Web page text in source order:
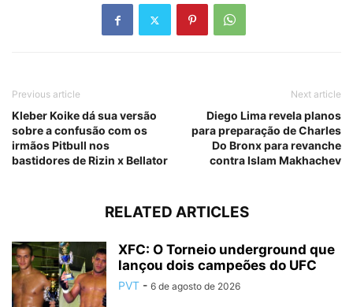
Previous article
Kleber Koike dá sua versão
sobre a confusão com os
irmãos Pitbull nos
bastidores de Rizin x Bellator
Next article
Diego Lima revela planos
para preparação de Charles
Do Bronx para revanche
contra Islam Makhachev
RELATED ARTICLES
XFC: O Torneio underground que
lançou dois campeões do UFC
PVT - 6 de agosto de 2026